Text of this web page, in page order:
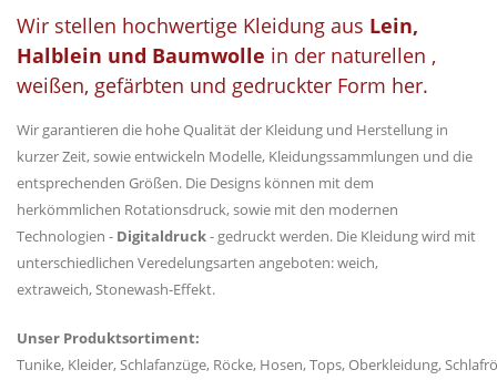
Wir stellen hochwertige Kleidung aus Lein,
Halblein und Baumwolle in der naturellen ,
weißen, gefärbten und gedruckter Form her.
Wir garantieren die hohe Qualität der Kleidung und Herstellung in
kurzer Zeit, sowie entwickeln Modelle, Kleidungssammlungen und die
entsprechenden Größen. Die Designs können mit dem
herkömmlichen Rotationsdruck, sowie mit den modernen
Technologien - Digitaldruck- gedruckt werden. Die Kleidung wird mit
unterschiedlichen Veredelungsarten angeboten: weich,
extraweich, Stonewash-Effekt.
Unser Produktsortiment:
Tunike, Kleider, Schlafanzüge, Röcke, Hosen, Tops, Oberkleidung,